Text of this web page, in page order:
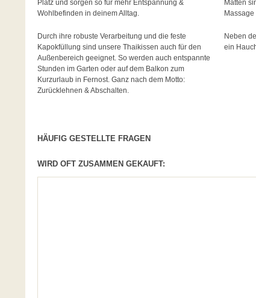
Platz und sorgen so für mehr Entspannung &
Wohlbefinden in deinem Alltag.
Durch ihre robuste Verarbeitung und die feste
Kapokfüllung sind unsere Thaikissen auch für den
Außenbereich geeignet. So werden auch entspannte
Stunden im Garten oder auf dem Balkon zum
Kurzurlaub in Fernost. Ganz nach dem Motto:
Zurücklehnen & Abschalten.
Matten
Neben
ein
HÄUFIG GESTELLTE FRAGEN
WIRD OFT ZUSAMMEN GEKAUFT: